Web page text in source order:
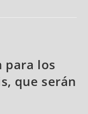
para los
que serán